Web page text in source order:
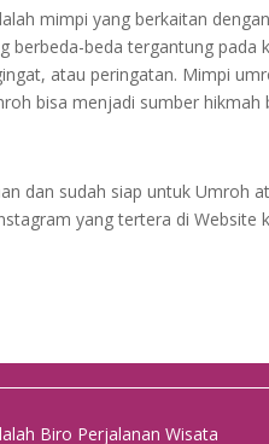
mimpi yang berkaitan
berbeda-beda tergantung
atau peringatan. Mimpi
bisa menjadi sumber hikmah
dan sudah siap untuk Umroh
yang tertera di Website
Biro Perjalanan Wisata